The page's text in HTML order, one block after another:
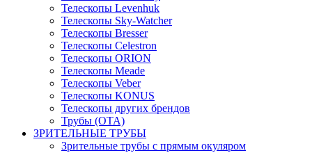
Телескопы Levenhuk
Телескопы Sky-Watcher
Телескопы Bresser
Телескопы Celestron
Телескопы ORION
Телескопы Meade
Телескопы Veber
Телескопы KONUS
Телескопы других брендов
Трубы (ОТА)
ЗРИТЕЛЬНЫЕ ТРУБЫ
Зрительные трубы с прямым окуляром